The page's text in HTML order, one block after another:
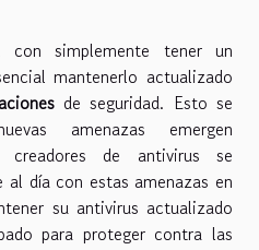
simplemente tener un
mantenerlo actualizado
de seguridad. Esto se
amenazas emergen
creadores de antivirus se
al día con estas amenazas en
su antivirus actualizado
para proteger contra las